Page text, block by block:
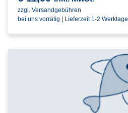
zzgl. Versandgebühren
bei uns vorrätig | Lieferzeit 1-2 Werktage